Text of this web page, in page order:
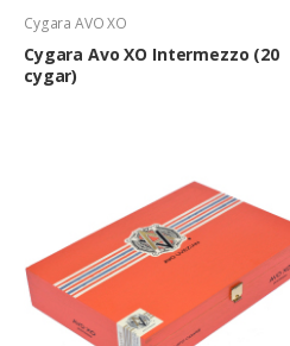
Cygara AVO XO
Cygara Avo XO Intermezzo (20
cygar)